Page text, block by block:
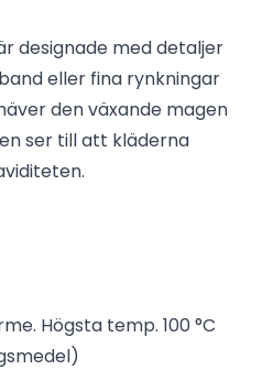
designade med detaljer
eller fina rynkningar
den växande magen
ser till att kläderna
Högsta temp. 100 °C